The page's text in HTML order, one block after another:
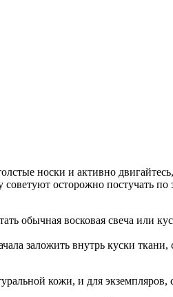
носки и активно
осторожно постучать по
обычная восковая свеча или
заложить внутрь куски
кожи, и для экземпляров,